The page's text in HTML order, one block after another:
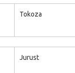
Tokoza
Jurust